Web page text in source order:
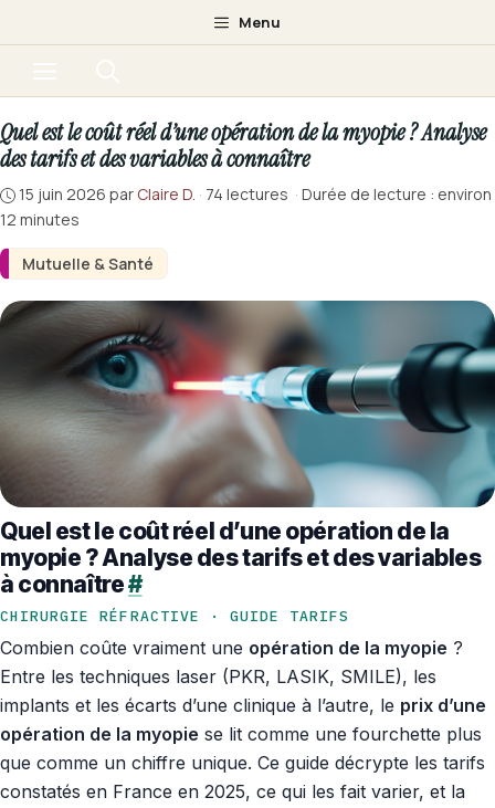
au
Menu
Mutuelle & Santé
Quel est le coût réel d’une opération de la myopie ? Analyse
des tarifs et des variables à connaître
15 juin 2026 par Claire D. · 74 lectures · Durée de lecture : environ
12 minutes
Quel est le coût réel d’une opération de la
myopie ? Analyse des tarifs et des variables
à connaître#
CHIRURGIE RÉFRACTIVE · GUIDE TARIFS
Combien coûte vraiment une opération de la myopie ?
Entre les techniques laser (PKR, LASIK, SMILE), les
implants et les écarts d’une clinique à l’autre, le prix d’une
opération de la myopie se lit comme une fourchette plus
que comme un chiffre unique. Ce guide décrypte les tarifs
constatés en France en 2025, ce qui les fait varier, et la